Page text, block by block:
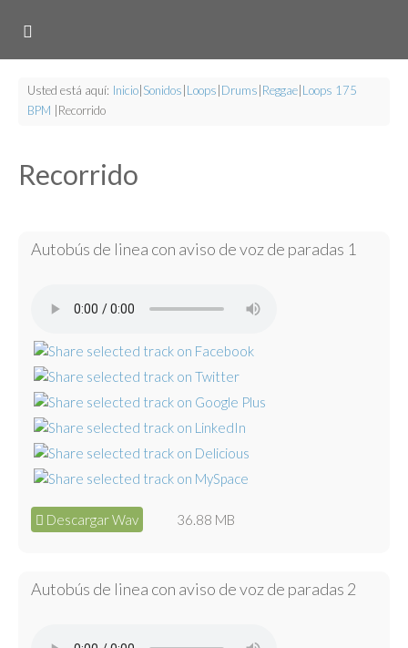
Usted está aquí: Inicio Sonidos Loops Drums Reggae Loops 175
BPM
Recorrido
Recorrido
Autobús de linea con aviso de voz de paradas 1
Descargar Wav 36.88 MB
Autobús de linea con aviso de voz de paradas 2